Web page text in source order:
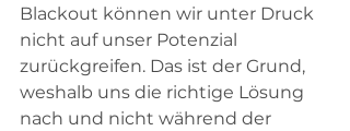
Blackout können wir unter Druck
nicht auf unser Potenzial
zurückgreifen. Das ist der Grund,
weshalb uns die richtige Lösung
nach und nicht während der